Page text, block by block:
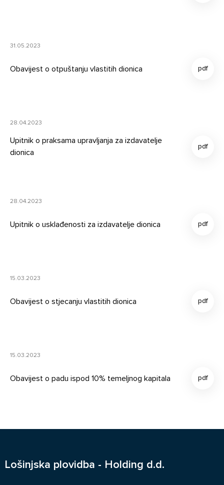
31.05.2023
Obavijest o otpuštanju vlastitih dionica
28.04.2023
Upitnik o praksama upravljanja za izdavatelje
dionica
28.04.2023
Upitnik o usklađenosti za izdavatelje dionica
15.03.2023
Obavijest o stjecanju vlastitih dionica
15.03.2023
Obavijest o padu ispod 10% temeljnog kapitala
Lošinjska plovidba - Holding d.d.